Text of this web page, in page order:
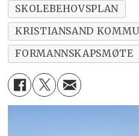
SKOLEBEHOVSPLAN
KRISTIANSAND
FORMANNSKAPSMØTE